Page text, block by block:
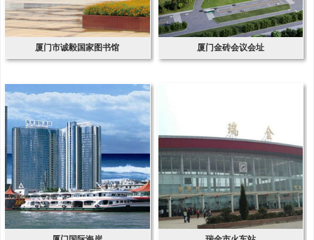
厦门市诚毅国家图书馆 厦门金砖会议会址